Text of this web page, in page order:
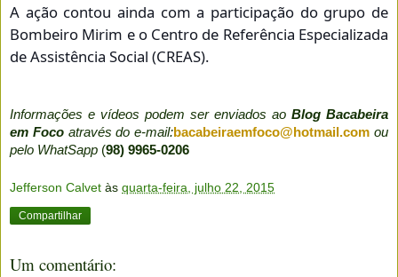
A ação contou ainda com a participação do grupo de
Bombeiro Mirim e o Centro de Referência Especializada
de Assistência Social (CREAS).
Informações e vídeos podem ser enviados ao Blog Bacabeira
em Focoatravés do e-mail:bacabeiraemfoco@hotmail.com ou
pelo WhatSapp (98) 9965-0206
Jefferson Calvet às quarta-feira, julho 22, 2015
Compartilhar
Um comentário: